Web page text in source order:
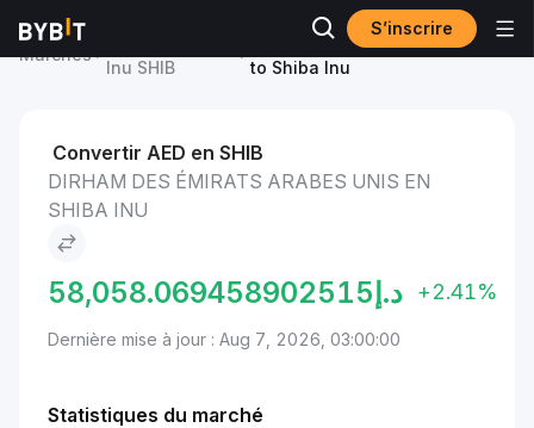
S’inscrire
Marchés
Inu SHIB
Dirham des Émirats arabes unis
to Shiba Inu
Convertir AED en SHIB
DIRHAM DES ÉMIRATS ARABES UNIS EN
SHIBA INU
د.إ58,058.069458902515 +2.41%
Dernière mise à jour : Aug 7, 2026, 03:00:00
Statistiques du marché